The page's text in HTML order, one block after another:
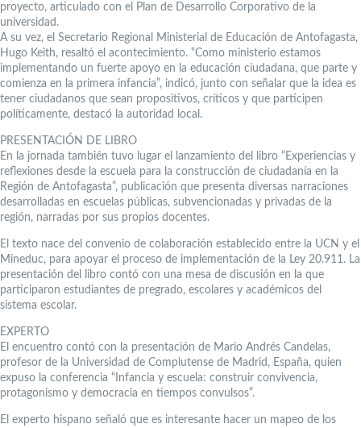
proyecto, articulado con el Plan de Desarrollo Corporativo de la
universidad.
A su vez, el Secretario Regional Ministerial de Educación de Antofagasta,
Hugo Keith, resaltó el acontecimiento. “Como ministerio estamos
implementando un fuerte apoyo en la educación ciudadana, que parte y
comienza en la primera infancia”, indicó, junto con señalar que la idea es
tener ciudadanos que sean propositivos, críticos y que participen
políticamente, destacó la autoridad local.
PRESENTACIÓN DE LIBRO
En la jornada también tuvo lugar el lanzamiento del libro “Experiencias y
reflexiones desde la escuela para la construcción de ciudadanía en la
Región de Antofagasta”, publicación que presenta diversas narraciones
desarrolladas en escuelas públicas, subvencionadas y privadas de la
región, narradas por sus propios docentes.
El texto nace del convenio de colaboración establecido entre la UCN y el
Mineduc, para apoyar el proceso de implementación de la Ley 20.911. La
presentación del libro contó con una mesa de discusión en la que
participaron estudiantes de pregrado, escolares y académicos del
sistema escolar.
EXPERTO
El encuentro contó con la presentación de Mario Andrés Candelas,
profesor de la Universidad de Complutense de Madrid, España, quien
expuso la conferencia “Infancia y escuela: construir convivencia,
protagonismo y democracia en tiempos convulsos”.
El experto hispano señaló que es interesante hacer un mapeo de los